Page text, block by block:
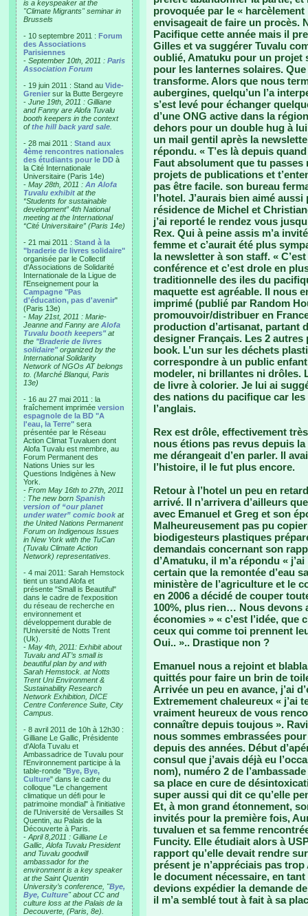
is a keyspeaker at the
"Climate Migrants" seminar in
Brussels
- 10 septembre 2011 : Forum
des Associations
Parisiennes
- September 10th, 2011 : Paris
Association Forum
- 19 juin 2011 : Stand au Vide-
Grenier sur la Butte Bergeyre
- June 19th, 2011 : Gilliane
and Fanny are Alofa Tuvalu
booth keepers in the context
ofthe hill back yard sale
- 28 mai 2011 : Stand aux
4ème rencontres nationales
des étudiants pour le DD à
la Cité Internationale
Universitaire (Paris 14e)
- May 28th, 2011 : An Alofa
Tuvalu exhibit at the
“Students for sustainable
development” 4th National
meeting at the International
“Cité Universitaire” (Paris 14e)
- 21 mai 2011 : Stand à la
"braderie de livres solidaire"
organisée par le Collectif
d'Associations de Solidarité
Internationale de la Ligue de
l'Enseignement pour la
Campagne "Pas
d'éducation, pas d'avenir"
(Paris 13e)
- May 21st, 2011 : Marie-
Jeanne and Fanny are Alofa
Tuvalu booth keepers"at
the "Braderie de livres
solidaire"organized by the
International Solidarity
Network of NGOs AT belongs
to. (Marché Blanqui, Paris
13e)
- 16 au 27 mai 2011 : la
fraîchement imprimée version
espagnole de la BD "A
l'eau, la Terre" sera
présentée par le Réseau
Action Climat Tuvaluen dont
Alofa Tuvalu est membre, au
Forum Permanent des
Nations Unies sur les
Questions Indigènes à New
York.
- From May 16th to 27th, 2011
: The new born Spanish
version of “our planet
under water” comic book at
the United Nations Permanent
Forum on Indigenous Issues
in New York with the TuCan
(Tuvalu Climate Action
Network) representatives.
- 4 mai 2011: Sarah Hemstock
tient un stand Alofa et
présente "Small is Beautiful"
dans le cadre de l'exposition
du réseau de recherche en
environnement et
développement durable de
l'Université de Notts Trent
(Uk).
- May 4th, 2011: Exhibit about
Tuvalu and AT’s small is
beautiful plan by and with
Sarah Hemstock. at Notts
Trent Uni Environment &
Sustainability Research
Network Exhibition, DICE
Centre Conference Suite, City
Campus.
- 8 avril 2011 de 10h à 12h30 :
Gilliane Le Gallic, Présidente
d'Alofa Tuvalu et
Ambassadrice de Tuvalu pour
l'Environnement participe à la
table-ronde "Bye, Bye,
Culture" dans le cadre du
colloque "Le changement
climatique un défi pour le
patrimoine mondial" à l'initiative
de l'Université de Versailles St
Quentin, au Palais de la
Découverte à Paris.
- April 8,2011 : Gilliane Le
Gallic, Alofa Tuvalu President
and Tuvalu goodwill
ambassador for the
environment is a key speaker
at the Saint Quentin
University’s conference, "Bye,
Bye, Culture" about CC and
culture loss at the Palais de la
Decouverte, (Paris, 8e).
provoquée par le «
envisageait de faire un procès.
Pacifique cette année mais il
Gilles et va suggérer Tuvalu
oublié, Amatuku pour un projet
pour les lanternes solaires.
transforme. Alors que nous
aubergines, quelqu’un l’a
s’est levé pour échanger
d’une ONG active dans la
dehors pour un double hug à
un mail gentil après la
répondu. « T’es là depuis
Faut absolument que tu
projets de publications et
pas être facile. son bureau
l’hotel. J’aurais bien aimé
résidence de Michel et
j’ai reporté le rendez vous
Rex. Qui à peine assis m’a
femme et c’aurait été plus
la newsletter à son staff. «
conférence et c’est drole en
traditionnelle des iles du
maquette est agréable. Il nous
imprimé (publié par Random
promouvoir/distribuer en
production d’artisanat, partant
designer Français. Les 2
book. L’un sur les déchets
correspondre à un public
modeler, ni brillantes ni drôles.
de livre à colorier. Je lui ai
des nations du pacifique car
l’anglais.
Rex est drôle, effectivement
nous étions pas revus depuis
me dérangeait d’en parler. Il
l’histoire, il le fut plus encore.
Retour à l’hotel un peu en
arrivé. Il n’arrivera d’ailleurs
avec Emanuel et Greg et son
Malheureusement pas pu
biodigesteurs plastiques
demandais concernant son
d’Amatuku, il m’a répondu «
certain que la remontée d’eau
ministère de l’agriculture et le
en 2006 a décidé de couper
100%, plus rien… Nous devons
économies » « c’est l’idée,
ceux qui comme toi prennent
Oui.. ».. Drastique non ?
Emanuel nous a rejoint et
quittés pour faire un brin de
Arrivée un peu en avance, j’ai
Extremement chaleureux « j’ai
vraiment heureux de vous
connaître depuis toujous ».
nous sommes embrassées
depuis des années. Début
consul que j’avais déjà eu
nom), numéro 2 de
sa place en cure de
super aussi qui dit ce qu’elle
Et, à mon grand étonnement,
invités pour la première fois,
tuvaluen et sa femme
Funcity. Elle étudiait alors à
rapport qu’elle devait rendre
présent je n’appréciais pas
le document nécessaire, en
devions expédier la demande
il m’a semblé tout à fait à sa